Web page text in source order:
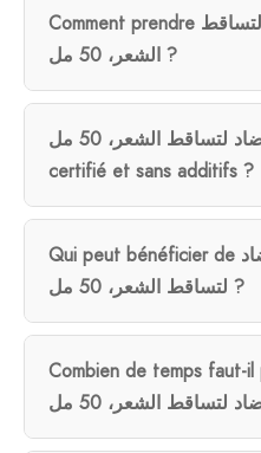
Comment prendre بريورين – سائل مضاد لتساقط
الشعر، 50 مل ?
بريورين – سائل مضاد لتساقط الشعر، 50 مل est-il
certifié et sans additifs ?
Qui peut bénéficier de بريورين – سائل مضاد
لتساقط الشعر، 50 مل ?
Combien de temps faut-